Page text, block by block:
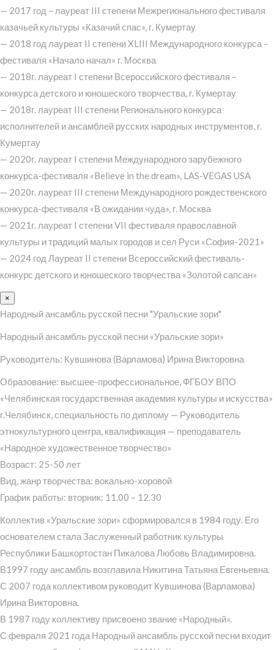
— 2017 год – лауреат III степени Межрегионального фестиваля
казачьей культуры «Казачий спас», г. Кумертау
— 2018 год лауреат II степени XLIII Международного конкурса –
фестиваля «Начало начал» г. Москва
— 2018г. лауреат I степени Всероссийского фестиваля –
конкурса детского и юношеского творчества, г. Кумертау
— 2018г. лауреат III степени Регионального конкурса
исполнителей и ансамблей русских народных инструментов, г.
Кумертау
— 2020г. лауреат I степени Международного зарубежного
конкурса-фестиваля «Believe in the dream», LAS-VEGAS USA
— 2020г. лауреат III степени Международного рождественского
конкурса-фестиваля «В ожидании чуда», г. Москва
— 2021г. лауреат I степени VII фестиваля православной
культуры и традиций малых городов и сел Руси «София-2021»
— 2024 год Лауреат II степени Всероссийский фестиваль-
конкурс детского и юношеского творчества «Золотой сапсан»
×
Народный ансамбль русской песни "Уральские зори"
Народный ансамбль русской песни «Уральские зори»
Руководитель: Кувшинова (Варламова) Ирина Викторовна
Образование: высшее-профессиональное, ФГБОУ ВПО
«Челябинская государственная академия культуры и искусства»
г.Челябинск, специальность по диплому — Руководитель
этнокультурного центра, квалификация — преподаватель
«Народное художественное творчество»
Возраст: 25-50 лет
Вид, жанр творчества: вокально-хоровой
График работы: вторник: 11.00 – 12.30
Коллектив «Уральские зори» сформировался в 1984 году. Его
основателем стала Заслуженный работник культуры
Республики Башкортостан Пикалова Любовь Владимировна.
В1997 году ансамбль возглавила Никитина Татьяна Евгеньевна.
С 2007 года коллективом руководит Кувшинова (Варламова)
Ирина Викторовна.
В 1987 году коллективу присвоено звание «Народный».
С февраля 2021 года Народный ансамбль русской песни входит